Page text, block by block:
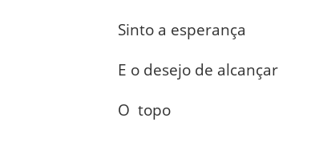
Sinto a esperança
E o desejo de alcançar
O topo